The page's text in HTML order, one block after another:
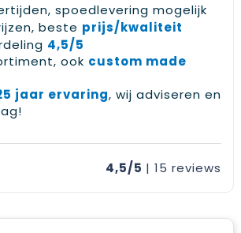
spoedlevering mogelijk
beste prijs/kwaliteit
4,5/5
ook custom made
jaar ervaring, wij adviseren en
4,5/5 | 15 reviews